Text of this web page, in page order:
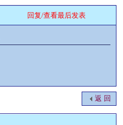
回复/查看最后发表
返 回